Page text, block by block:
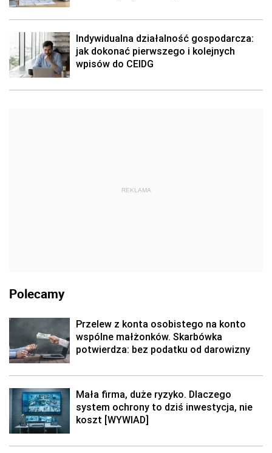
Indywidualna działalność gospodarcza:
jak dokonać pierwszego i kolejnych
wpisów do CEIDG
REKLAMA
Polecamy
Przelew z konta osobistego na konto
wspólne małżonków. Skarbówka
potwierdza: bez podatku od darowizny
Mała firma, duże ryzyko. Dlaczego
system ochrony to dziś inwestycja, nie
koszt [WYWIAD]